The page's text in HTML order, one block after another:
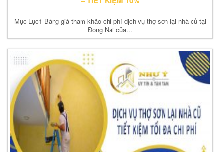
Mục Lục1 Bảng giá tham khảo chi phí dịch vụ thợ sơn lại nhà củ tại
Đồng Nai của...